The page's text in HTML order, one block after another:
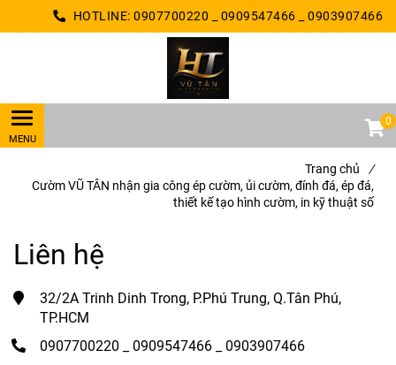
HOTLINE: 0907700220 _ 0909547466 _ 0903907466
0
Trang chủ
/
Cườm VŨ TÂN nhận gia công ép cườm, ủi cườm, đính đá, ép đá,
thiết kế tạo hình cườm, in kỹ thuật số
Liên hệ
32/2A Trinh Dinh Trong, P.Phú Trung, Q.Tân Phú,
TP.HCM
0907700220 _ 0909547466 _ 0903907466